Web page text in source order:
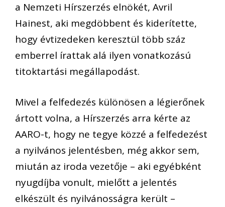
a Nemzeti Hírszerzés elnökét, Avril
Hainest, aki megdöbbent és kiderítette,
hogy évtizedeken keresztül több száz
emberrel írattak alá ilyen vonatkozású
titoktartási megállapodást.
Mivel a felfedezés különösen a légierőnek
ártott volna, a Hírszerzés arra kérte az
AARO-t, hogy ne tegye közzé a felfedezést
a nyilvános jelentésben, még akkor sem,
miután az iroda vezetője – aki egyébként
nyugdíjba vonult, mielőtt a jelentés
elkészült és nyilvánosságra került –